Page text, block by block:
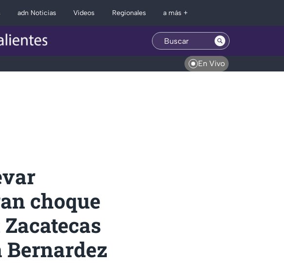
adn Noticias Videos Regionales a más +
En Vivo
choque